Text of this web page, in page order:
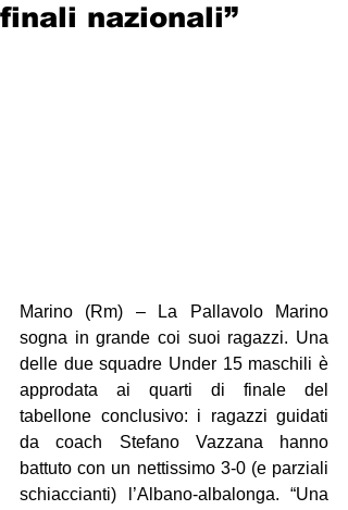
finali nazionali”
Marino (Rm) – La Pallavolo Marino
sogna in grande coi suoi ragazzi. Una
delle due squadre Under 15 maschili è
approdata ai quarti di finale del
tabellone conclusivo: i ragazzi guidati
da coach Stefano Vazzana hanno
battuto con un nettissimo 3-0 (e parziali
schiaccianti) l’Albano-albalonga. “Una